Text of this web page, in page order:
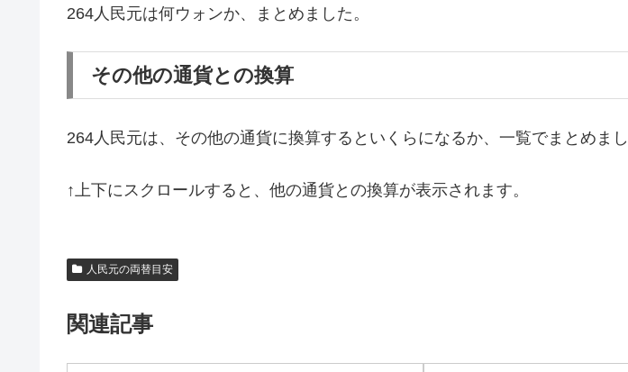
264人民元は何ウォンか、まとめました。
その他の通貨との換算
264人民元は、その他の通貨に換算するといくらになるか、一覧でまとめまし
↑上下にスクロールすると、他の通貨との換算が表示されます。
人民元の両替目安
関連記事